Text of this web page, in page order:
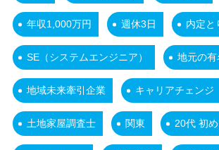
年収1,000万円 週休3日 内定と
SE（システムエンジニア） 地元の有
地域未来牽引企業 キャリアチェンジ
土地家屋調査士 関東 20代 初